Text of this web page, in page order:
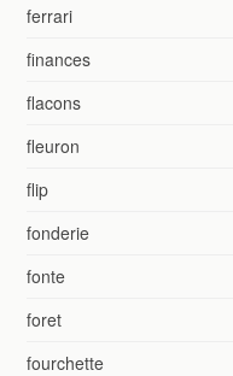
ferrari
finances
flacons
fleuron
flip
fonderie
fonte
foret
fourchette